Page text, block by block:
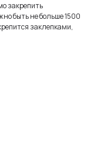
закрепить
быть не больше 1500
заклепками,